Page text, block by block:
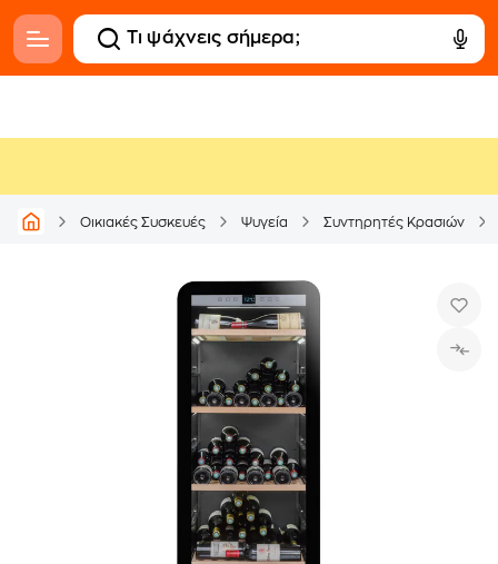
Οικιακές Συσκευές Ψυγεία Συντηρητές Κρασιών